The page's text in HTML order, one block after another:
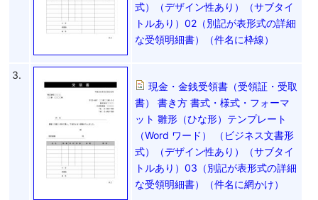
式）（デザイン性あり）（サブタイ
トルあり）02（別記が表形式の詳細
な受領明細書）（件名に枠線）
3.
現金・金銭受領書（受領証・受取
書） 書き方 書式・様式・フォーマ
ット 雛形（ひな形）テンプレート
（Word ワード） （ビジネス文書形
式）（デザイン性あり）（サブタイ
トルあり）03（別記が表形式の詳細
な受領明細書）（件名に網かけ）